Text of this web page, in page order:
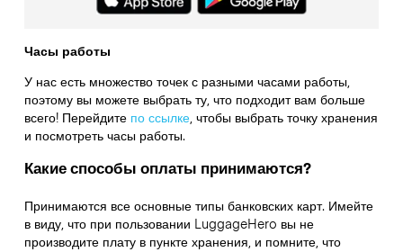
Часы работы
У нас есть множество точек с разными часами работы,
поэтому вы можете выбрать ту, что подходит вам больше
всего! Перейдите по ссылке,чтобы выбрать точку хранения
и посмотреть часы работы.
Какие способы оплаты принимаются?
Принимаются все основные типы банковских карт. Имейте
в виду, что при пользовании LuggageHero вы не
производите плату в пункте хранения, и помните, что